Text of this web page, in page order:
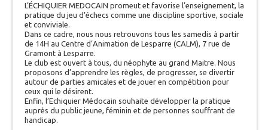
L’ÉCHIQUIER MEDOCAIN promeut et favorise l’enseignement, la
pratique du jeu d’échecs comme une discipline sportive, sociale
et conviviale.
Dans ce cadre, nous nous retrouvons tous les samedis à partir
de 14H au Centre d’Animation de Lesparre (CALM), 7 rue de
Gramont à Lesparre.
Le club est ouvert à tous, du néophyte au grand Maitre. Nous
proposons d’apprendre les règles, de progresser, se divertir
autour de parties amicales et de jouer en compétition pour
ceux qui le désirent.
Enfin, l’Echiquier Médocain souhaite développer la pratique
auprès du public jeune, féminin et de personnes souffrant de
handicap.